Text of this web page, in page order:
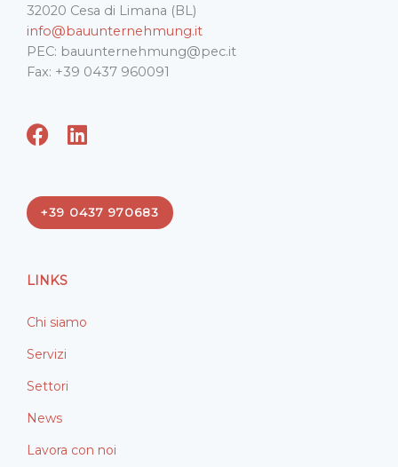
32020 Cesa di Limana (BL)
info@bauunternehmung.it
PEC: bauunternehmung@pec.it
Fax: +39 0437 960091
F
e
b
k
L
k
e
+39 0437 970683
LINKS
Chi siamo
Servizi
Settori
News
Lavora con noi